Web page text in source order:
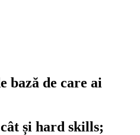
bază de care ai
și hard skills;